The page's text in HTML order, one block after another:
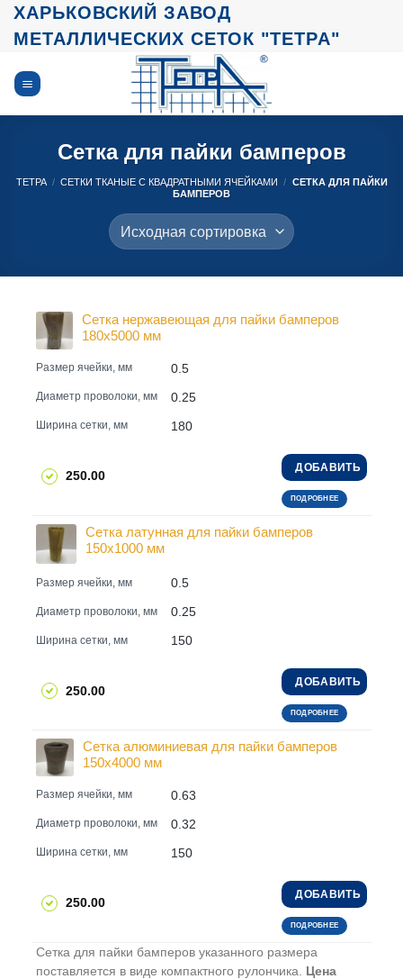
Skip
content
ХАРЬКОВСКИЙ ЗАВОД
МЕТАЛЛИЧЕСКИХ СЕТОК "ТЕТРА"
Сетка для пайки бамперов
ТЕТРА / СЕТКИ ТКАНЫЕ С КВАДРАТНЫМИ ЯЧЕЙКАМИ / СЕТКА ДЛЯ ПАЙКИ
БАМПЕРОВ
Сетка нержавеющая для пайки бамперов
180x5000 мм
Размер ячейки, мм 0.5
Диаметр проволоки, мм 0.25
Ширина сетки, мм 180
250.00
ДОБАВИТЬ
ПОДРОБНЕЕ
Сетка латунная для пайки бамперов
150x1000 мм
Размер ячейки, мм 0.5
Диаметр проволоки, мм 0.25
Ширина сетки, мм 150
250.00
ДОБАВИТЬ
ПОДРОБНЕЕ
Сетка алюминиевая для пайки бамперов
150x4000 мм
Размер ячейки, мм 0.63
Диаметр проволоки, мм 0.32
Ширина сетки, мм 150
250.00
ДОБАВИТЬ
ПОДРОБНЕЕ
Сетка для пайки бамперов указанного размера
поставляется в виде компактного рулончика.
Цена